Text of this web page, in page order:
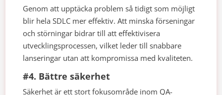
Genom att upptäcka problem så tidigt som möjligt
blir hela SDLC mer effektiv. Att minska förseningar
och störningar bidrar till att effektivisera
utvecklingsprocessen, vilket leder till snabbare
lanseringar utan att kompromissa med kvaliteten.
#4. Bättre säkerhet
Säkerhet är ett stort fokusområde inom QA-